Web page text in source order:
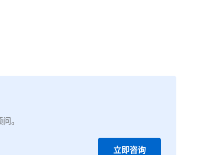
。
立即咨询